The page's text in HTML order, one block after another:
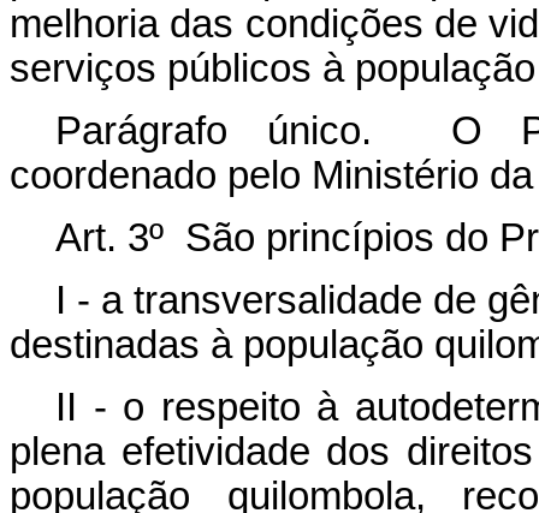
melhoria das condições de
serviços públicos à
Parágrafo único. O
coordenado pelo Ministério
Art. 3º São princípios do
I - a transversalidade de
destinadas à população
II - o respeito à
plena efetividade dos
população quilombola,